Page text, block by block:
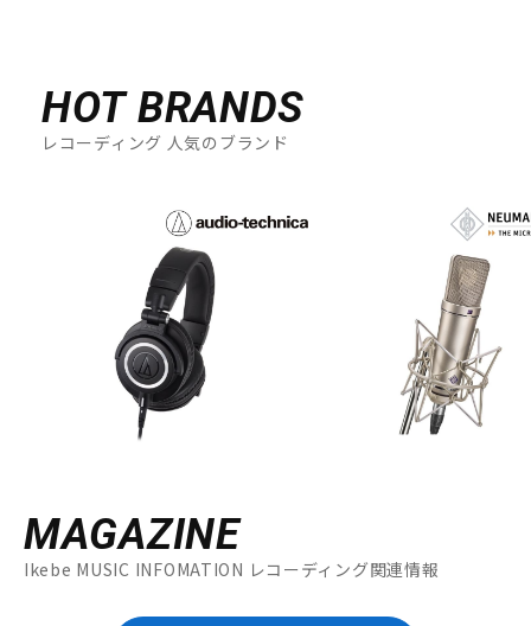
HOT BRANDS
レコーディング 人気のブランド
MAGAZINE
Ikebe MUSIC INFOMATION レコーディング関連情報